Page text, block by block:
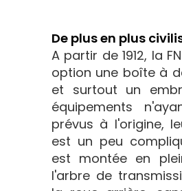
De plus en plus
A partir de 1912, la
option une boîte à
et surtout un
équipements
prévus à l'origine,
est un peu
est montée en
l'arbre de